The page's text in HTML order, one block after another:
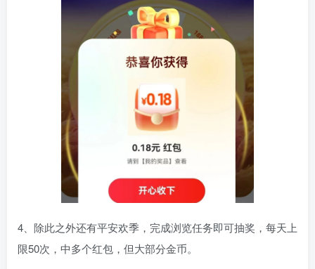
4、除此之外还有平安欢季，完成浏览任务即可抽奖，每天上
限50次，中多个红包，但大部分金币。